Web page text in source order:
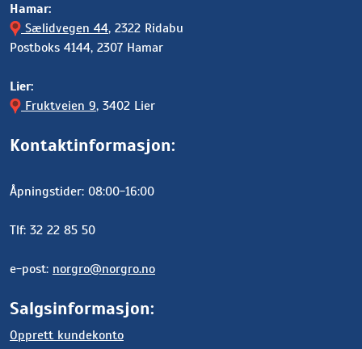
Hamar:
Sælidvegen 44, 2322 Ridabu
Postboks 4144, 2307 Hamar
Lier:
Fruktveien 9, 3402 Lier
Kontaktinformasjon:
Åpningstider: 08:00-16:00
Tlf: 32 22 85 50
e-post: norgro@norgro.no
Salgsinformasjon:
Opprett kundekonto